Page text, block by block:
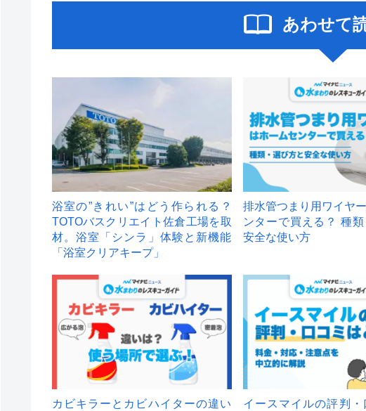
あわせて
浴室の”きれい”はどう作られる？
TOTOバスクリエイト佐倉工場を取
材。浴室「シンラ」体験と新機能
「浴室クリアキープ」
排水管つまり用ワイヤ
ンターで買える？ 種
安全な使い方
カビキラーとカビハイターの違い
イースマイルの評判・